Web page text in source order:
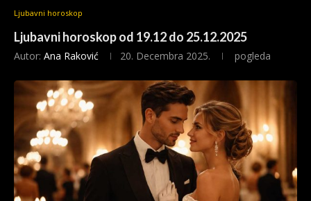
Ljubavni horoskop
Ljubavni horoskop od 19.12 do 25.12.2025
Autor: Ana Raković 20. Decembra 2025. pogleda